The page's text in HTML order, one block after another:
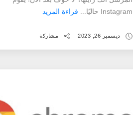
Instagram حاليًا...
قراءة المزيد
ديسمبر 26, 2023 مشاركة